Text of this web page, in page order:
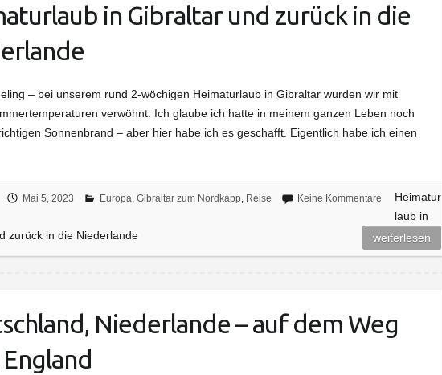
in Gibraltar und zurück in die
– bei unserem rund 2-wöchigen Heimaturlaub in Gibraltar wurden wir mit
verwöhnt. Ich glaube ich hatte in meinem ganzen Leben noch
Sonnenbrand – aber hier habe ich es geschafft. Eigentlich habe ich einen
Mai 5, 2023 Europa, Gibraltar zum Nordkapp, Reise Keine Kommentare
Heimatur
laub in
zurück in die Niederlande
weiterlesen
Niederlande – auf dem Weg
England